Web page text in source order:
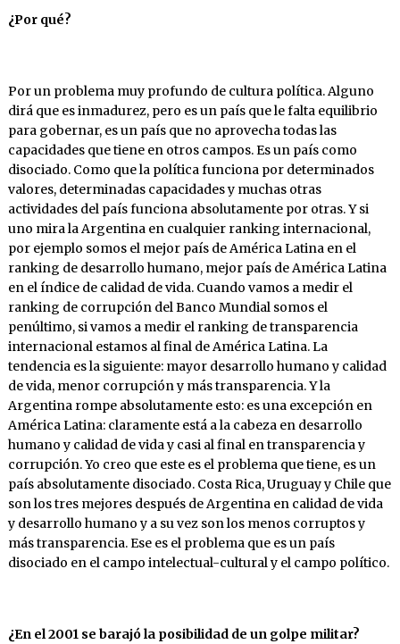
¿Por qué?
Por un problema muy profundo de cultura política. Alguno
dirá que es inmadurez, pero es un país que le falta equilibrio
para gobernar, es un país que no aprovecha todas las
capacidades que tiene en otros campos. Es un país como
disociado. Como que la política funciona por determinados
valores, determinadas capacidades y muchas otras
actividades del país funciona absolutamente por otras. Y si
uno mira la Argentina en cualquier ranking internacional,
por ejemplo somos el mejor país de América Latina en el
ranking de desarrollo humano, mejor país de América Latina
en el índice de calidad de vida. Cuando vamos a medir el
ranking de corrupción del Banco Mundial somos el
penúltimo, si vamos a medir el ranking de transparencia
internacional estamos al final de América Latina. La
tendencia es la siguiente: mayor desarrollo humano y calidad
de vida, menor corrupción y más transparencia. Y la
Argentina rompe absolutamente esto: es una excepción en
América Latina: claramente está a la cabeza en desarrollo
humano y calidad de vida y casi al final en transparencia y
corrupción. Yo creo que este es el problema que tiene, es un
país absolutamente disociado. Costa Rica, Uruguay y Chile que
son los tres mejores después de Argentina en calidad de vida
y desarrollo humano y a su vez son los menos corruptos y
más transparencia. Ese es el problema que es un país
disociado en el campo intelectual-cultural y el campo político.
¿En el 2001 se barajó la posibilidad de un golpe militar?